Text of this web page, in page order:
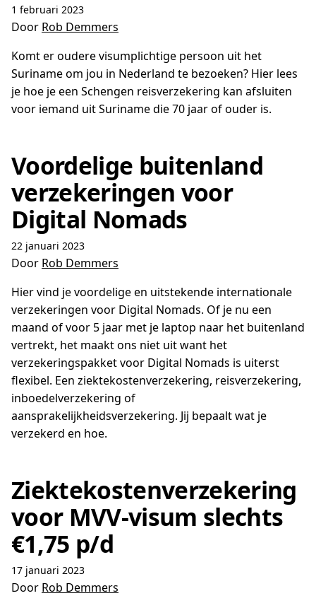
1 februari 2023
Door Rob Demmers
Komt er oudere visumplichtige persoon uit het
Suriname om jou in Nederland te bezoeken? Hier lees
je hoe je een Schengen reisverzekering kan afsluiten
voor iemand uit Suriname die 70 jaar of ouder is.
Voordelige buitenland
verzekeringen voor
Digital Nomads
22 januari 2023
Door Rob Demmers
Hier vind je voordelige en uitstekende internationale
verzekeringen voor Digital Nomads. Of je nu een
maand of voor 5 jaar met je laptop naar het buitenland
vertrekt, het maakt ons niet uit want het
verzekeringspakket voor Digital Nomads is uiterst
flexibel. Een ziektekostenverzekering, reisverzekering,
inboedelverzekering of
aansprakelijkheidsverzekering. Jij bepaalt wat je
verzekerd en hoe.
Ziektekostenverzekering
voor MVV-visum slechts
€1,75 p/d
17 januari 2023
Door Rob Demmers